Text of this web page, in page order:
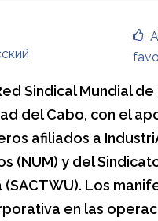
Sindical Mundial
del Cabo, con el
afiliados a
(NUM) y del
Los
en las